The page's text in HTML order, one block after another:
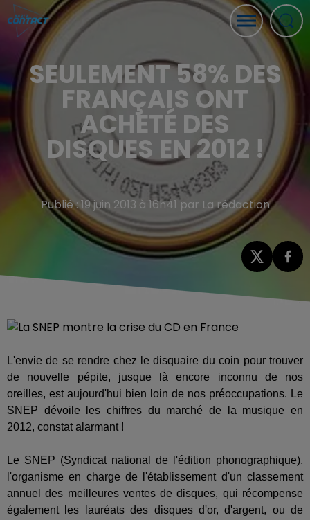
SEULEMENT 58% DES
FRANÇAIS ONT
ACHETÉ DES
DISQUES EN 2012 !
Publié : 19 juin 2013 à 16h41 par La rédaction
L'envie de se rendre chez le disquaire du coin pour trouver
de nouvelle pépite, jusque là encore inconnu de nos
oreilles, est aujourd'hui bien loin de nos préoccupations. Le
SNEP dévoile les chiffres du marché de la musique en
2012, constat alarmant !
Le SNEP (Syndicat national de l'édition phonographique),
l'organisme en charge de l'établissement d'un classement
annuel des meilleures ventes de disques, qui récompense
également les lauréats des disques d'or, d'argent, ou de